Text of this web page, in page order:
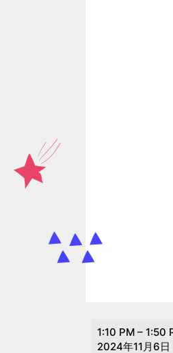
移
動
1:10 PM – 1:50
2024年11月6日